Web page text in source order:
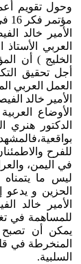
الأمير خالد
العربي
الخليج ) أن
أجل تحقيق
العمل العربي
الأمير خالد
الأوضاع
الدكتور هنري
للفرح
في اليمن،
ليس ما يتمناه
الحزين و
الأمير خالد
للمساهمة في
يمكن أن تصبح
المنخرطة في
السلبية.